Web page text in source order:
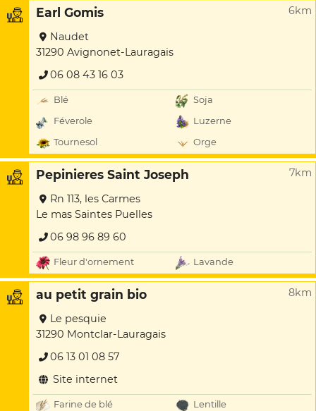
Earl Gomis 6km
Naudet
31290 Avignonet-Lauragais
06 08 43 16 03
Blé
Soja
Féverole
Luzerne
Tournesol
Orge
Pepinieres Saint Joseph 7km
Rn 113, les Carmes
Le mas Saintes Puelles
06 98 96 89 60
Fleur d'ornement Lavande
au petit grain bio 8km
Le pesquie
31290 Montclar-Lauragais
06 13 01 08 57
Site internet
Farine de blé
Lentille